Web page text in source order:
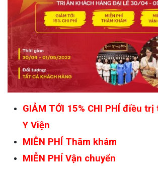
GIẢM TỚI 15% CHI PHÍ điều
Y Viện
MIỄN PHÍ Thăm khám
MIỄN PHÍ Vận chuyển